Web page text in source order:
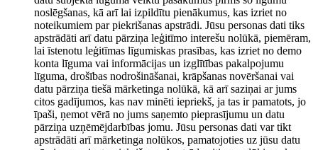
noslēgšanas, kā arī lai izpildītu pienākumus, kas izriet no
noteikumiem par piekrišanas apstrādi. Jūsu personas dati tiks
apstrādāti arī datu pārziņa leģitīmo interešu nolūkā, piemēram,
lai īstenotu leģitīmas līgumiskas prasības, kas izriet no demo
konta līguma vai informācijas un izglītības pakalpojumu
līguma, drošības nodrošināšanai, krāpšanas novēršanai vai
datu pārziņa tiešā mārketinga nolūkā, kā arī saziņai ar jums
citos gadījumos, kas nav minēti iepriekš, ja tas ir pamatots, jo
īpaši, ņemot vērā no jums saņemto pieprasījumu un datu
pārziņa uzņēmējdarbības jomu. Jūsu personas dati var tikt
apstrādāti arī mārketinga nolūkos, pamatojoties uz jūsu datu